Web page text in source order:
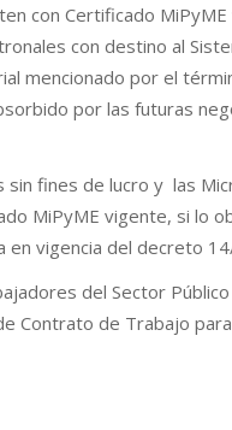
con Certificado
con destino al
mencionado por el
por las futuras
fines de lucro y las
MiPyME vigente, si lo
vigencia del decreto
del Sector Público
Contrato de Trabajo